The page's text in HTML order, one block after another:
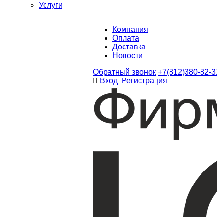
Услуги
Компания
Оплата
Доставка
Новости
Обратный звонок +7(812)380-82-
Вход
Регистрация